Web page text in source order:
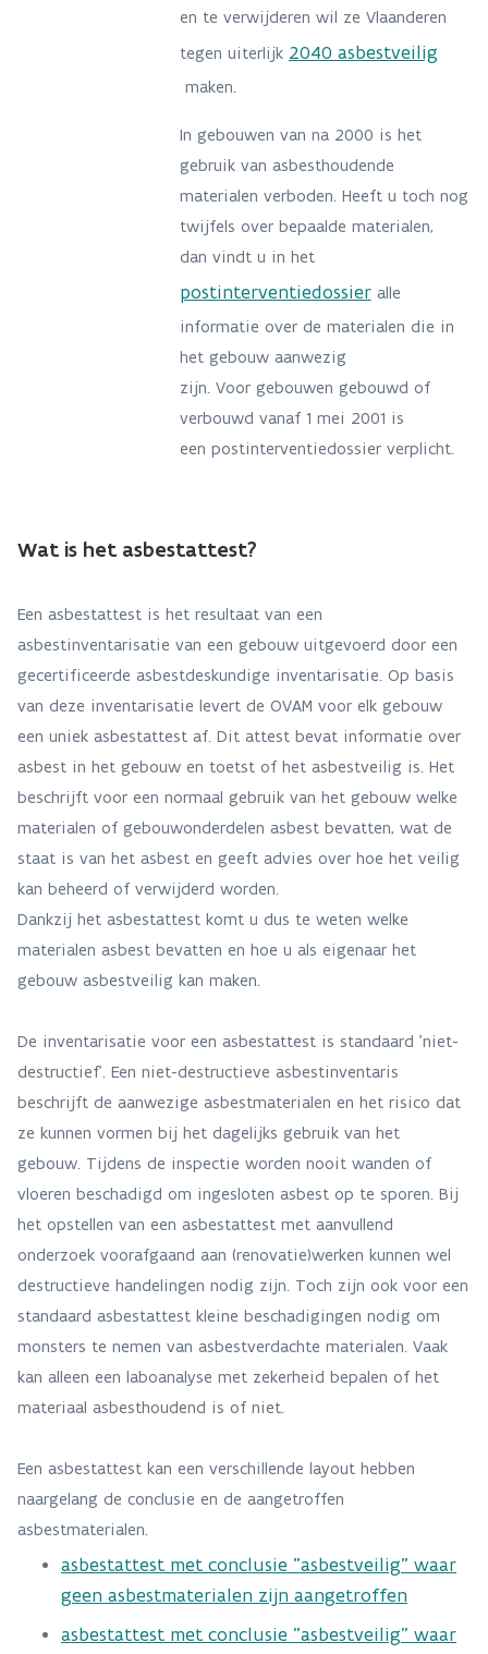
en te verwijderen wil ze Vlaanderen
tegen uiterlijk 2040 asbestveilig
maken.
In gebouwen van na 2000 is het
gebruik van asbesthoudende
materialen verboden. Heeft u toch nog
twijfels over bepaalde materialen,
dan vindt u in het
postinterventiedossieralle
informatie over de materialen die in
het gebouw aanwezig
zijn. Voor gebouwen gebouwd of
verbouwd vanaf 1 mei 2001 is
een postinterventiedossier verplicht.
Wat is het asbestattest?
Een asbestattest is het resultaat van een
asbestinventarisatie van een gebouw uitgevoerd door een
gecertificeerde asbestdeskundige inventarisatie. Op basis
van deze inventarisatie levert de OVAM voor elk gebouw
een uniek asbestattest af. Dit attest bevat informatie over
asbest in het gebouw en toetst of het asbestveilig is. Het
beschrijft voor een normaal gebruik van het gebouw welke
materialen of gebouwonderdelen asbest bevatten, wat de
staat is van het asbest en geeft advies over hoe het veilig
kan beheerd of verwijderd worden.
Dankzij het asbestattest komt u dus te weten welke
materialen asbest bevatten en hoe u als eigenaar het
gebouw asbestveilig kan maken.
De inventarisatie voor een asbestattest is standaard 'niet-
destructief'. Een niet-destructieve asbestinventaris
beschrijft de aanwezige asbestmaterialen en het risico dat
ze kunnen vormen bij het dagelijks gebruik van het
gebouw. Tijdens de inspectie worden nooit wanden of
vloeren beschadigd om ingesloten asbest op te sporen. Bij
het opstellen van een asbestattest met aanvullend
onderzoek voorafgaand aan (renovatie)werken kunnen wel
destructieve handelingen nodig zijn. Toch zijn ook voor een
standaard asbestattest kleine beschadigingen nodig om
monsters te nemen van asbestverdachte materialen. Vaak
kan alleen een laboanalyse met zekerheid bepalen of het
materiaal asbesthoudend is of niet. ​​​
Een asbestattest kan een verschillende layout hebben
naargelang de conclusie en de aangetroffen
asbestmaterialen.
asbestattest met conclusie "asbestveilig" waar
geen asbestmaterialen zijn aangetroffen
asbestattest met conclusie "asbestveilig" waar